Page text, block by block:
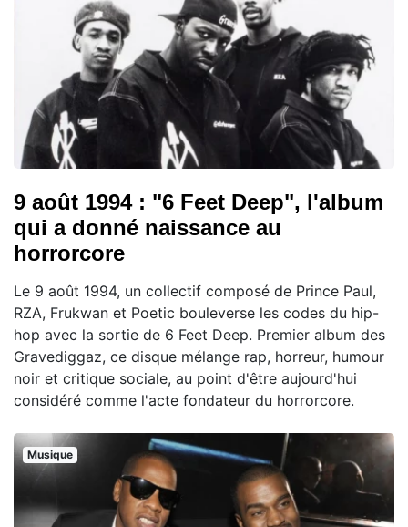
9 août 1994 : "6 Feet Deep", l'album
qui a donné naissance au
horrorcore
Le 9 août 1994, un collectif composé de Prince Paul,
RZA, Frukwan et Poetic bouleverse les codes du hip-
hop avec la sortie de 6 Feet Deep. Premier album des
Gravediggaz, ce disque mélange rap, horreur, humour
noir et critique sociale, au point d'être aujourd'hui
considéré comme l'acte fondateur du horrorcore.
Musique